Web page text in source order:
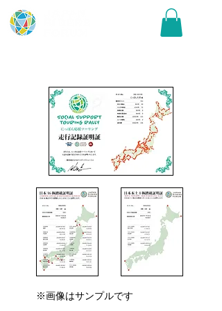
​※画像はサンプルです